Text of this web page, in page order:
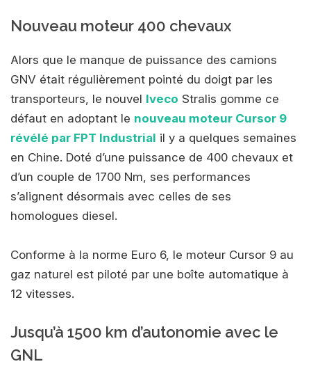
Nouveau moteur 400 chevaux
Alors que le manque de puissance des camions
GNV était régulièrement pointé du doigt par les
transporteurs, le nouvel Iveco Stralis gomme ce
défaut en adoptant le nouveau moteur Cursor 9
révélé par FPT Industrial il y a quelques semaines
en Chine. Doté d’une puissance de 400 chevaux et
d’un couple de 1700 Nm, ses performances
s’alignent désormais avec celles de ses
homologues diesel.
Conforme à la norme Euro 6, le moteur Cursor 9 au
gaz naturel est piloté par une boîte automatique à
12 vitesses.
Jusqu’à 1500 km d’autonomie avec le
GNL